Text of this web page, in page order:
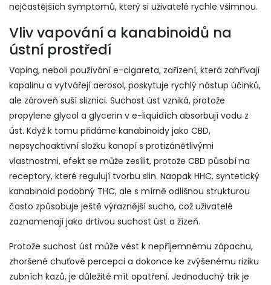
nejčastějších symptomů, který si uživatelé rychle všimnou.
Vliv vapování a kanabinoidů na
ústní prostředí
Vaping, neboli používání e-cigareta, zařízení, která zahřívají
kapalinu a vytvářejí aerosol, poskytuje rychlý nástup účinků,
ale zároveň suší sliznici. Suchost úst vzniká, protože
propylene glycol a glycerin v e-liquidích absorbují vodu z
úst. Když k tomu přidáme kanabinoidy jako CBD,
nepsychoaktivní složku konopí s protizánětlivými
vlastnostmi, efekt se může zesílit, protože CBD působí na
receptory, které regulují tvorbu slin. Naopak HHC, syntetický
kanabinoid podobný THC, ale s mírně odlišnou strukturou
často způsobuje ještě výraznější sucho, což uživatelé
zaznamenají jako drtivou suchost úst a žízeň.
Protože suchost úst může vést k nepříjemnému zápachu,
zhoršené chuťové percepci a dokonce ke zvýšenému riziku
zubních kazů, je důležité mít opatření. Jednoduchý trik je